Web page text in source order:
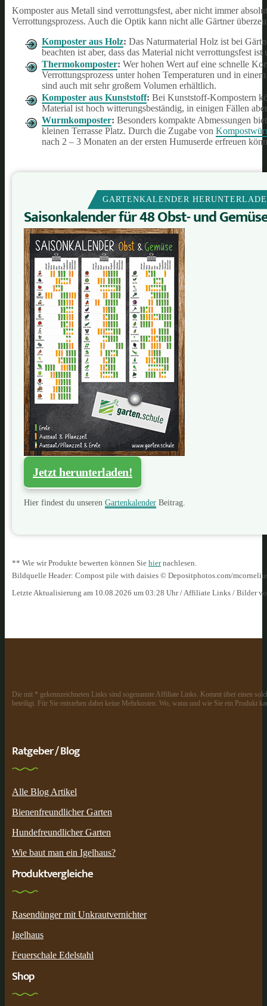
Komposter aus Metall sind verrottungsfest, aber nicht immer
Verrottungsprozess. Auch die Optik kann nicht alle Gärtner
Komposter aus Holz: Das Naturmaterial Holz ist bei
beachten ist aber, dass das Material nicht verrottungsfest
Thermokomposter: Wer hohen Wert auf eine schnelle
Verrottungsprozess unter hohen Temperaturen und in
sind auch mit sehr großem Volumen erhältlich.
Komposter aus Kunststoff: Bei Kunststoff-Kompostern
Material ist hoch witterungsbeständig, in einigen Fällen
Wurmkomposter: Besonders kompakte Abmessungen
kleinen Terrasse Platz. Durch die Zugabe von
nach 2 – 3 Monaten an der ersten Humuserde erfreuen
GARTENKALENDER
Saisonkalender für 48 Obst- und
Jetzt herunterladen!
Hier findest du unseren Gartenkalender Beitrag.
** Wie wir Produkte bewerten können Sie hiernachlesen.
Bildquelle Header: Compost pile with daisies © Depositphotos.com/
Letzte Aktualisierung am 10.08.2026 um 03:28 Uhr / Affiliate Links / Bilder
Die mit * gekennzeichneten Links sind sogenannte Affiliate Links. Kommt über einen
beteiligt. Für Sie entstehen dabei keine Mehrkosten. Wo, wann und wie Sie ein Produkt
Ratgeber / Blog
Alle Blog Artikel
Bienenfreundlicher Garten
Hundefreundlicher Garten
Wie baut man ein Igelhaus?
Produktvergleiche
Rasendünger mit Unkrautvernichter
Igelhaus
Feuerschale Edelstahl
Shop